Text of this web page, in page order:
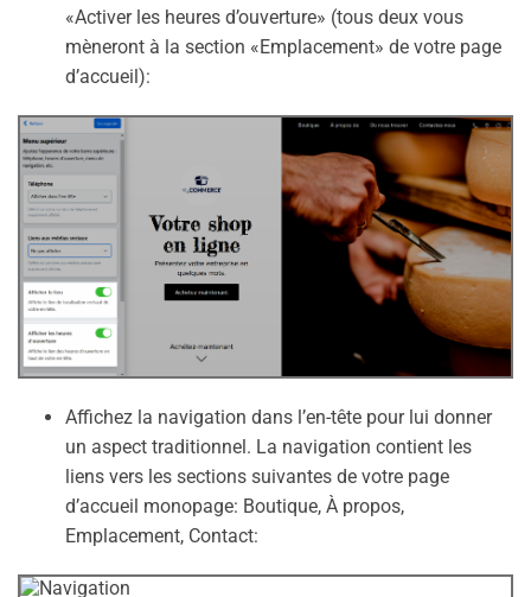
«Activer les heures d’ouverture» (tous deux vous
mèneront à la section «Emplacement» de votre page
d’accueil):
Affichez la navigation dans l’en-tête pour lui donner
un aspect traditionnel. La navigation contient les
liens vers les sections suivantes de votre page
d’accueil monopage: Boutique, À propos,
Emplacement, Contact: